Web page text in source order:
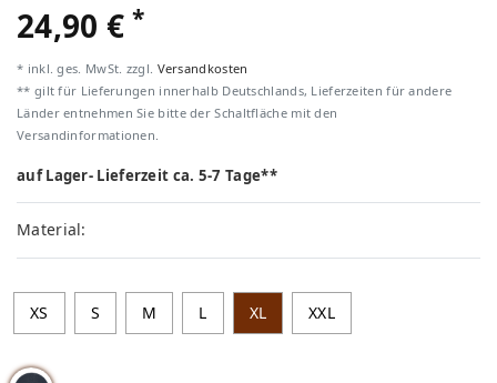
24,90 €*
* inkl. ges. MwSt. zzgl. Versandkosten
** gilt für Lieferungen innerhalb Deutschlands, Lieferzeiten für andere
Länder entnehmen Sie bitte der Schaltfläche mit den
Versandinformationen.
auf Lager- Lieferzeit ca. 5-7 Tage**
Material:
XS S M L XL XXL